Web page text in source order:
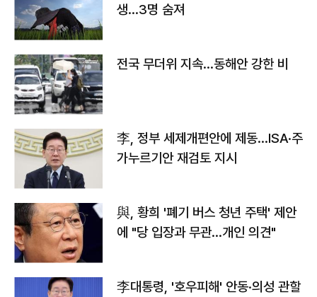
생…3명 숨져
전국 무더위 지속…동해안 강한 비
李, 정부 세제개편안에 제동…ISA·주
가누르기안 재검토 지시
與, 황희 '폐기 버스 청년 주택' 제안
에 "당 입장과 무관…개인 의견"
李대통령, '호우피해' 안동·의성 관할